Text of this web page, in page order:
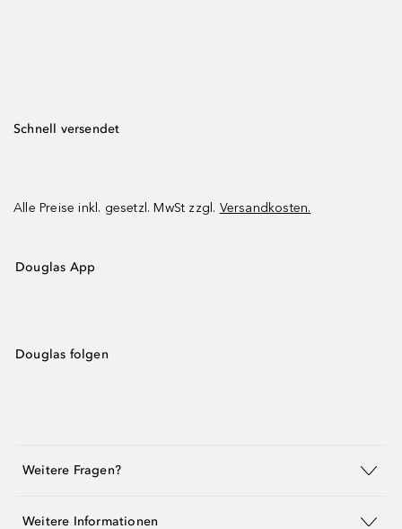
Schnell versendet
Alle Preise inkl. gesetzl. MwSt zzgl. Versandkosten.
Douglas App
Douglas folgen
Weitere Fragen?
Weitere Informationen